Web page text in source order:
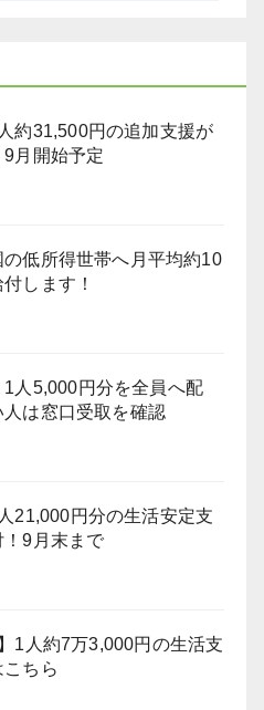
約31,500円の追加支援が
月開始予定
の低所得世帯へ月平均約10
します！
1人5,000円分を全員へ配
は窓口受取を確認
21,000円分の生活安定支
9月末まで
1人約7万3,000円の生活支
ちら